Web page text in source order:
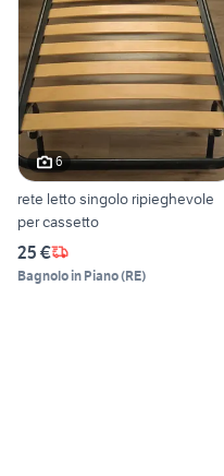
6
rete letto singolo ripieghevole
per cassetto
25 €
Bagnolo in Piano(RE)